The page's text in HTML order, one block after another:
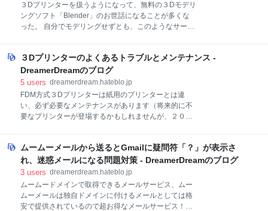
PyVirtualdisplayのインストール GoogleChromeのイ
ンストール ChromeDriverのインストール 日本語フォ
ントのインストール Seleniumをpipからインストール
ていないので
３Dプリンターを扱うようになって、無料の３Dモデリ
ングソフト「Blender」のお世話になることが多くな
った。 自分でモデリングせずとも、このようなサービ
ドしたデータでも「ここをもう１センチ長くしたい」
などの要望を叶える為にはやはり自分用のデータとし
て弄れる必用があるし、他人様のデータが弄れると３
Dプリンター活用の幅がかなり増える。 Blenderは３
DCADというより３Dアニメーションや物理エンジン
等が扱える何でもござれの３Dモデルツール。 だから
事。 作ったモデルは３Dプリンタのスライサーで認識
できる.stlや.objファイルとして出力出来るので便利な
のだ。 しかし
３Dプリンターのよくあるトラブルとメンテナンス -
DreamerDreamのブログ
5 users dreamerdream.hateblo.jp
FDM方式３Dプリンターは紙用のプリンターとは違
い、必ず必要なメンテナンスがあります（将来的に不
要なプリンターが登場するかもしれませんが、２０１
らのメンテナンスが自分で出来そうかどうか確認して
から購入すると良いでしょう。 項目 1.キャリブレーシ
ョン 2.ベッド掃除 3.ノズル掃除 4.エクストルーダーの
掃除 5.各軸のグリスアップ 6.フィラメントの除湿保存
その他 1.キャリブレーション これは、以前このブログ
でも紹介しました。 ベッドを水平に保つ為に必ず必要
ムームーメールから送るとGmailに疑問符「？」が表示さ
れ、迷惑メールになる問題対策 - DreamerDreamのブログ
3 users dreamerdream.hateblo.jp
ムームードメインで取得できるメールサービス、ムー
ムーメールは独自ドメインに付けるメールとしては格
安で提供されているので超お得なメールサービス！